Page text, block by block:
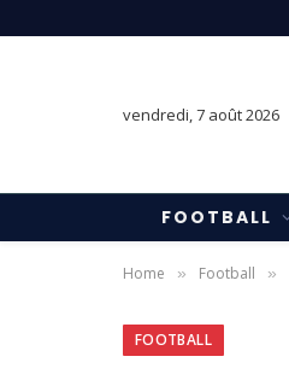
vendredi, 7 août 2026
FOOTBALL
Home » Football »
FOOTBALL